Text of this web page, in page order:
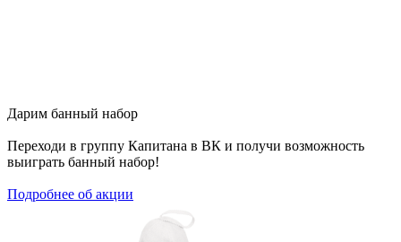
Дарим банный набор
Переходи в группу Капитана в ВК и получи возможность
выиграть банный набор!
Подробнее об акции